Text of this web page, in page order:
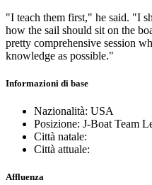
"I teach them first," he said. "I
how the sail should sit on the
pretty comprehensive session
knowledge as possible."
Informazioni di base
Nazionalità: USA
Posizione: J-Boat Team
Città natale:
Città attuale:
Affluenza